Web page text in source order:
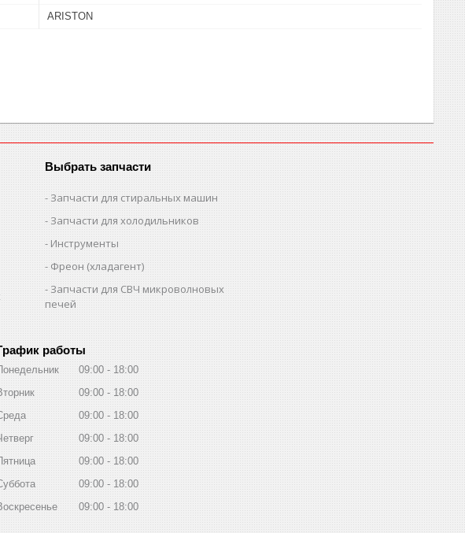
ARISTON
Выбрать запчасти
Запчасти для стиральных машин
Запчасти для холодильников
Инструменты
Фреон (хладагент)
Запчасти для СВЧ микроволновых
печей
работы
09:00
18:00
09:00
18:00
09:00
18:00
09:00
18:00
09:00
18:00
09:00
18:00
09:00 18:00